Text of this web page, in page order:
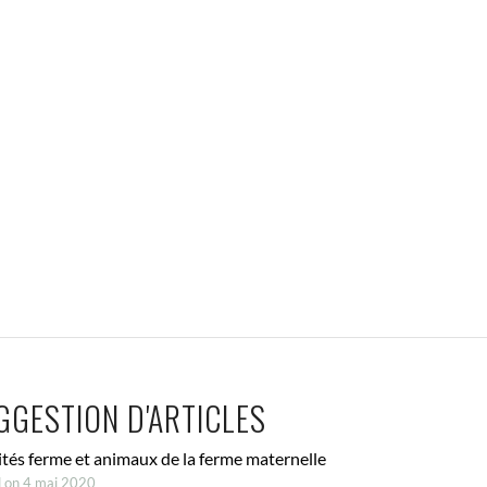
D'ARTICLES
ferme et animaux de la ferme maternelle
on 4 mai 2020